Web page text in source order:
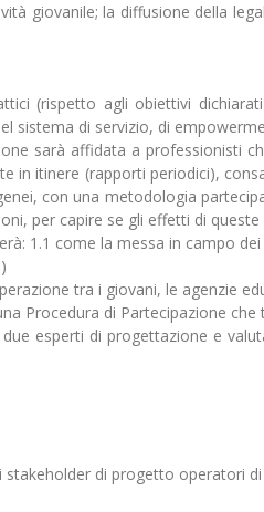
giovanile; la diffusione della
(rispetto agli obiettivi
sistema di servizio, di
sarà affidata a professionisti
in itinere (rapporti periodici),
con una metodologia
per capire se gli effetti di
1.1 come la messa in campo
tra i giovani, le agenzie
Procedura di Partecipazione
esperti di progettazione e
stakeholder di progetto operatori